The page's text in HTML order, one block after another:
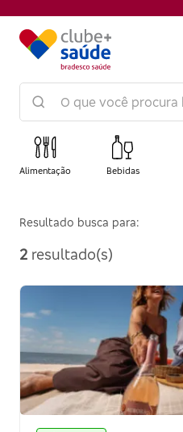
Alimentação Bebidas
Resultado busca para:
2 resultado(s)